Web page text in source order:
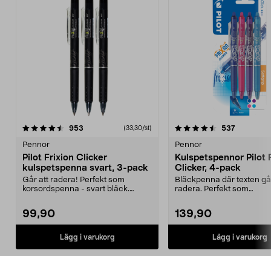
953 (33,30/st)
Pennor
Pilot Frixion Clicker
kulspetspenna svart, 3-pack
Går att radera! Perfekt som
korsordspenna - svart bläck.
99,90
Lägg i varukorg
4.5av 5 stjärnor 537
Pennor
Kulspetspennor Pilot
Clicker, 4-pack
Bläckpenna där texten
radera. Perfekt som
139,90
Lägg i varukorg
4.5av 5 stjärnor